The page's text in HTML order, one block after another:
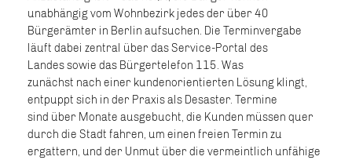
unabhängig vom Wohnbezirk jedes der über 40
Bürgerämter in Berlin aufsuchen. Die Terminvergabe
läuft dabei zentral über das Service-Portal des
Landes sowie das Bürgertelefon 115. Was
zunächst nach einer kundenorientierten Lösung klingt,
entpuppt sich in der Praxis als Desaster. Termine
sind über Monate ausgebucht, die Kunden müssen quer
durch die Stadt fahren, um einen freien Termin zu
ergattern, und der Unmut über die vermeintlich unfähige